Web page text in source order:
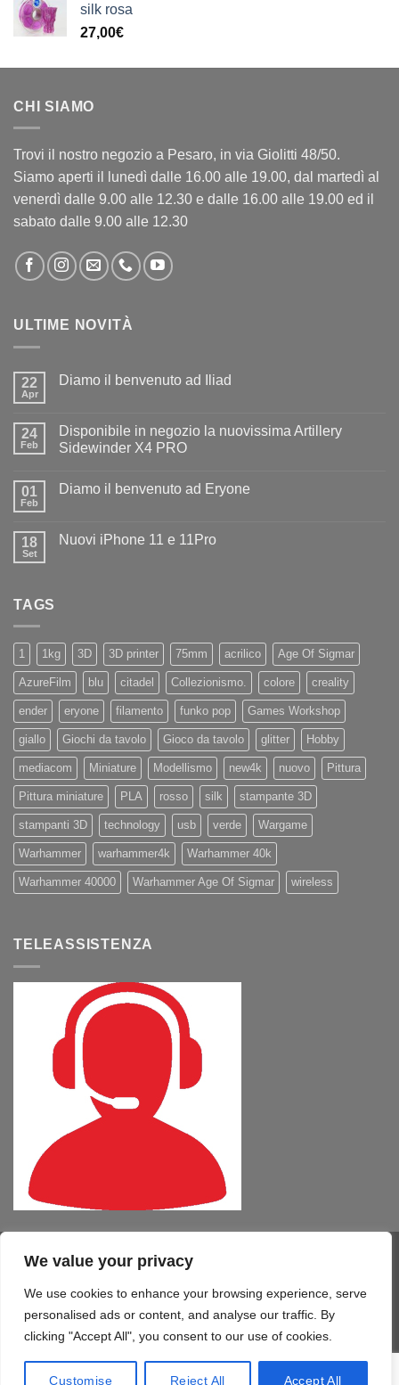
We value your privacy
We use cookies to enhance your browsing experience, serve
personalised ads or content, and analyse our traffic. By
clicking "Accept All", you consent to our use of cookies.
Customise Reject All Accept All
silk rosa
27,00€
CHI SIAMO
Trovi il nostro negozio a Pesaro, in via Giolitti 48/50.
Siamo aperti il lunedì dalle 16.00 alle 19.00, dal martedì al
venerdì dalle 9.00 alle 12.30 e dalle 16.00 alle 19.00 ed il
sabato dalle 9.00 alle 12.30
ULTIME NOVITÀ
22
Apr
Diamo il benvenuto ad Iliad
Diamo
il
benvenuto
24
Feb
Disponibile in negozio la nuovissima Artillery
Sidewinder X4 PRO
su
la
nuovissima
01
Feb
Diamo il benvenuto ad Eryone
Diamo
18
Set
Nuovi iPhone 11 e 11Pro
TAGS
1 1kg 3D 3D printer 75mm acrilico Age Of Sigmar
AzureFilm blu citadel Collezionismo. colore creality
ender eryone filamento funko pop Games Workshop
giallo Giochi da tavolo Gioco da tavolo glitter Hobby
mediacom Miniature Modellismo new4k nuovo Pittura
Pittura miniature PLA rosso silk stampante 3D
stampanti 3D technology usb verde Wargame
Warhammer warhammer4k Warhammer 40k
Warhammer 40000 Warhammer Age Of Sigmar wireless
TELEASSISTENZA
Visa PayPal MasterCard
Delivery
COMPUTER – TABLET – SMARTPHONE SOFTWARE
SERVIZI
STAMPA 3D
TELEFONIA CONTATTI
Copyright 2026 ©Mono Informatica S.r.l.c.r.
0721.1921940 - P.IVA 02515170419